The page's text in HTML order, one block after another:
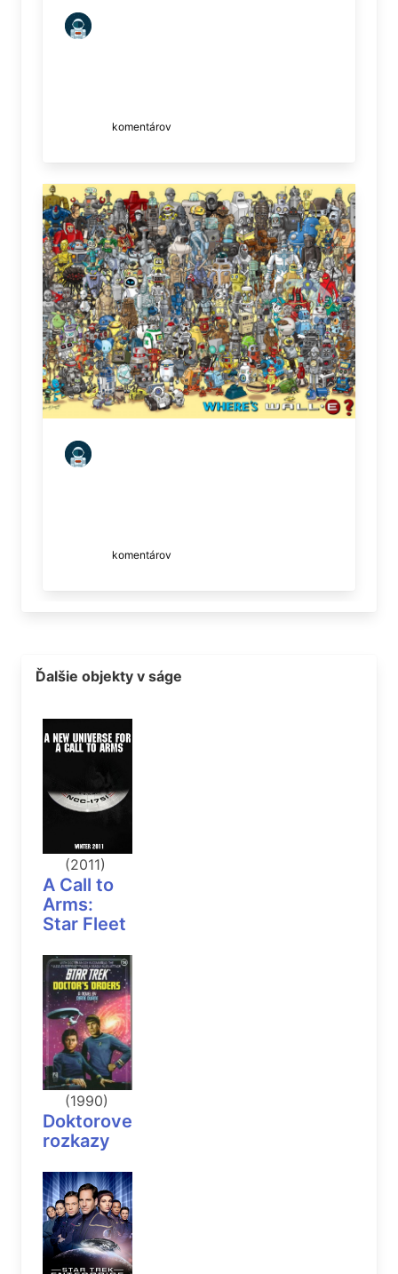
komentárov
komentárov
Ďalšie objekty v ságe
(2011)
A Call to
Arms:
Star Fleet
(1990)
Doktorove
rozkazy